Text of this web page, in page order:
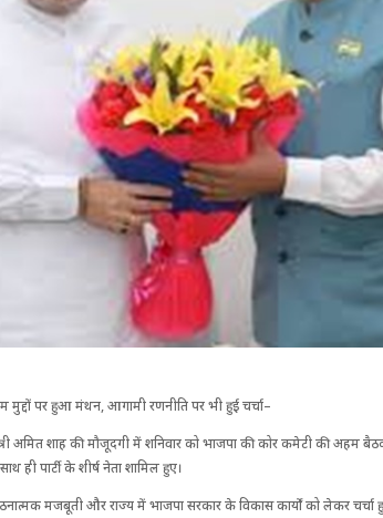
पर हुआ मंथन, आगामी रणनीति पर भी हुई चर्चा–
अमित शाह की मौजूदगी में शनिवार को भाजपा की कोर कमेटी की अहम
ही पार्टी के शीर्ष नेता शामिल हुए।
मजबूती और राज्य में भाजपा सरकार के विकास कार्यों को लेकर चर्चा